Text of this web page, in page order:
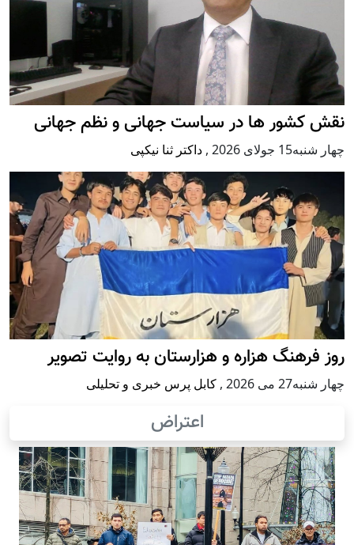
نقش کشور ها در سیاست جهانی و نظم جهانی
چهار شنبه15 جولای 2026 , داکتر ثنا نیکپی
روز فرهنگ هزاره و هزارستان به روایت تصویر
چهار شنبه27 می 2026 , کابل پرس خبری و تحلیلی
اعتراض